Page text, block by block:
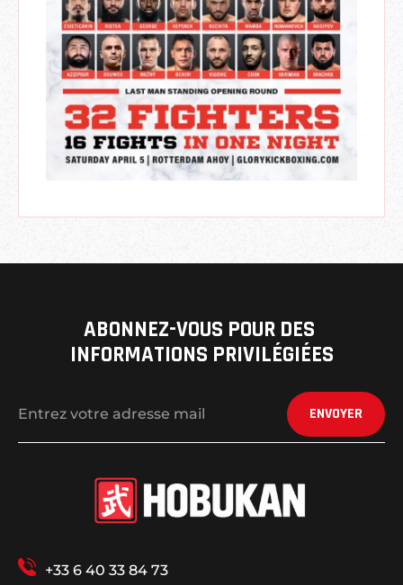
ABONNEZ-VOUS POUR DES
INFORMATIONS PRIVILÉGIÉES
ENVOYER
+33 6 40 33 84 73